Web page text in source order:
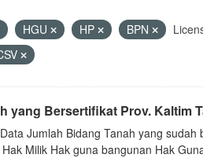
HGU HP BPN
yang Bersertifikat Prov. Kaltim
Jumlah Bidang Tanah yang
Milik Hak guna bangunan Hak